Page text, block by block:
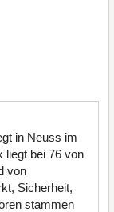
in Neuss im
liegt bei 76 von
von
Sicherheit,
stammen